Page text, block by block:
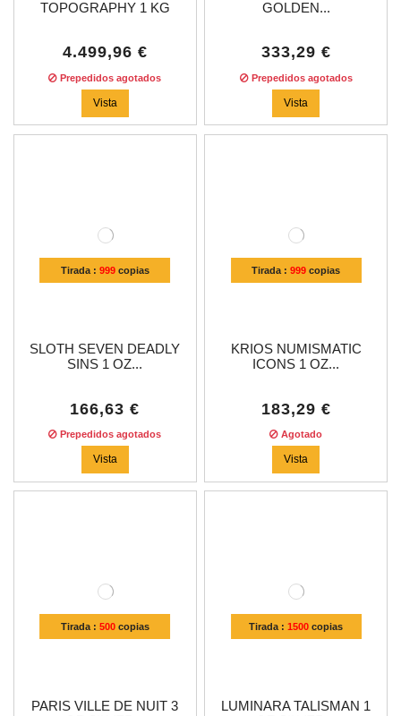
TOPOGRAPHY 1 KG
4.499,96 €
Prepedidos agotados
Vista
GOLDEN...
333,29 €
Prepedidos agotados
Vista
Tirada : 999copias
SLOTH SEVEN DEADLY
SINS 1 OZ...
166,63 €
Prepedidos agotados
Vista
Tirada :999 copias
KRIOS NUMISMATIC
ICONS 1 OZ...
183,29 €
Agotado
Vista
Tirada : 500copias
PARIS VILLE DE NUIT 3
Tirada :1500 copias
LUMINARA TALISMAN 1